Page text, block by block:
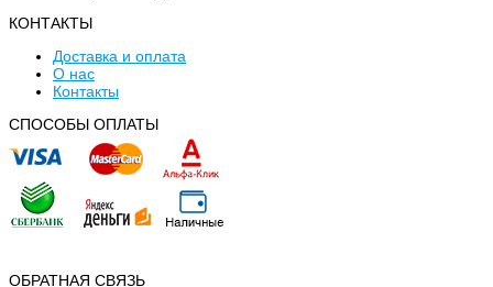
КОНТАКТЫ
Доставка и оплата
О нас
Контакты
CПОСОБЫ ОПЛАТЫ
ОБРАТНАЯ СВЯЗЬ